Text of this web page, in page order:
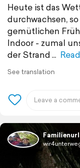
Heute ist das
durchwachsen,
gemütlichen
Indoor - zumal
der Strand
See translation